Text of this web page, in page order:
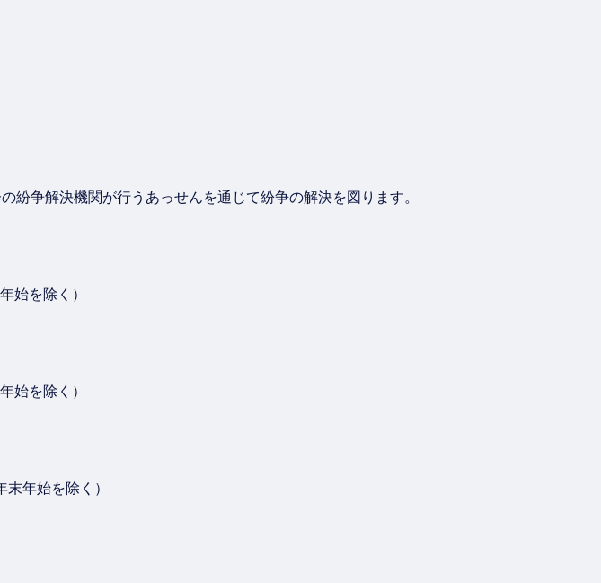
争解決機関が行うあっせんを通じて紛争の解決を図ります。
始を除く）
始を除く）
年始を除く）